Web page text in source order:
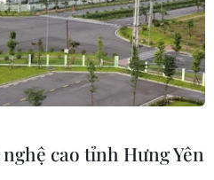
VIỆT NAM
DUẨN
THỊ TÁM, KHÚC THANH
cao tỉnh Hưng Yên